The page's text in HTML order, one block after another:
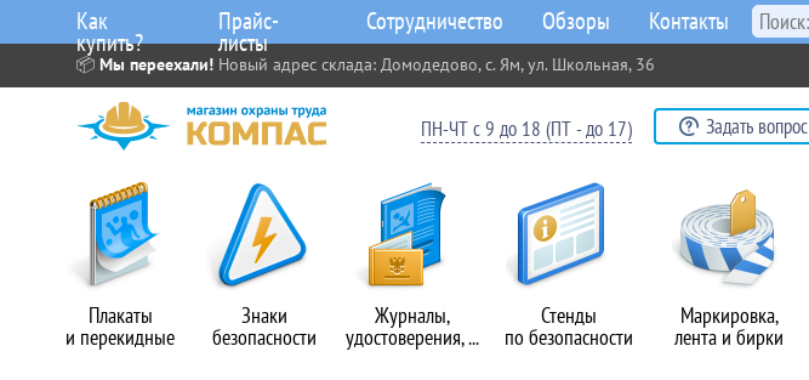
📦 Мы переехали! Новый адрес склада: Домодедово, с. Ям, ул. Школьная, 36
Плакаты
и перекидные
Знаки
безопасности
Журналы,
удостоверения, ...
Стенды
по безопасности
Маркировка,
лента и бирки
Как
купить?
Прайс-
листы
Сотрудничество Обзоры Контакты
ПН-ЧТ с 9 до 18 (ПТ - до 17) Задать вопрос